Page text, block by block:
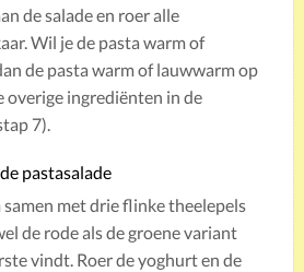
de salade en roer alle
Wil je de pasta warm of
de pasta warm of lauwwarm op
overige ingrediënten in de
7).
pastasalade
met drie flinke theelepels
de rode als de groene variant
vindt. Roer de yoghurt en de